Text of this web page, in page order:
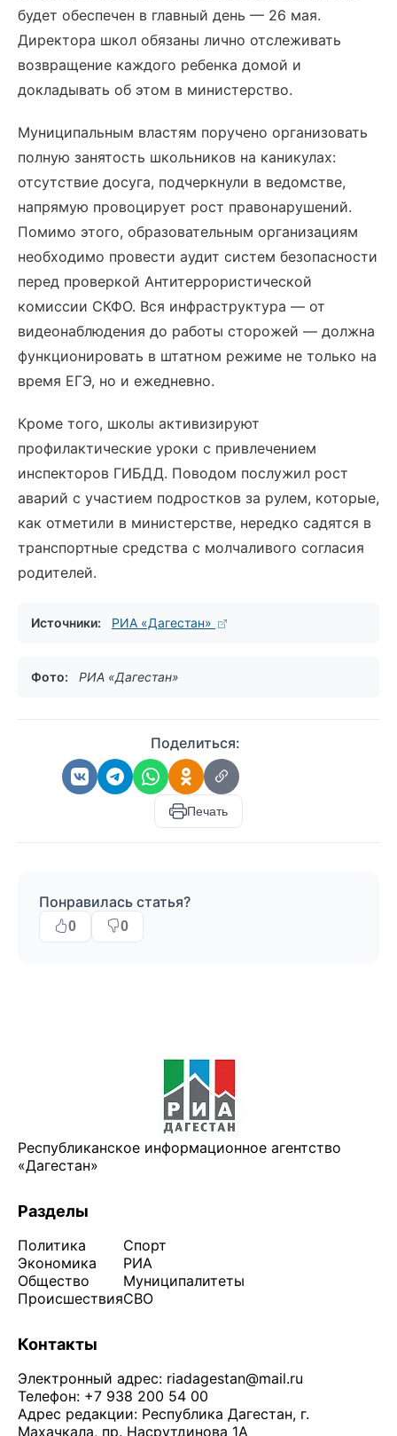
будет обеспечен в главный день — 26 мая.
Директора школ обязаны лично отслеживать
возвращение каждого ребенка домой и
докладывать об этом в министерство.
Муниципальным властям поручено организовать
полную занятость школьников на каникулах:
отсутствие досуга, подчеркнули в ведомстве,
напрямую провоцирует рост правонарушений.
Помимо этого, образовательным организациям
необходимо провести аудит систем безопасности
перед проверкой Антитеррористической
комиссии СКФО. Вся инфраструктура — от
видеонаблюдения до работы сторожей — должна
функционировать в штатном режиме не только на
время ЕГЭ, но и ежедневно.
Кроме того, школы активизируют
профилактические уроки с привлечением
инспекторов ГИБДД. Поводом послужил рост
аварий с участием подростков за рулем, которые,
как отметили в министерстве, нередко садятся в
транспортные средства с молчаливого согласия
родителей.
Источники: РИА «Дагестан»
Фото: РИА «Дагестан»
Поделиться:
Печать
Понравилась статья?
0 0
Республиканское информационное агентство
«Дагестан»
Разделы
Политика
Экономика
Общество
Происшествия
Спорт
РИА
Муниципалитеты
СВО
Контакты
Электронный адрес: riadagestan@mail.ru
Телефон: +7 938 200 54 00
Адрес редакции: Республика Дагестан, г.
Махачкала, пр. Насрутдинова 1А